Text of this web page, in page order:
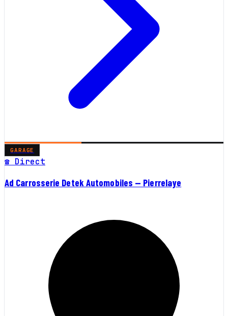
GARAGE
☎ Direct
Ad Carrosserie Detek Automobiles — Pierrelaye